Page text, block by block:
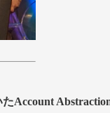
Account